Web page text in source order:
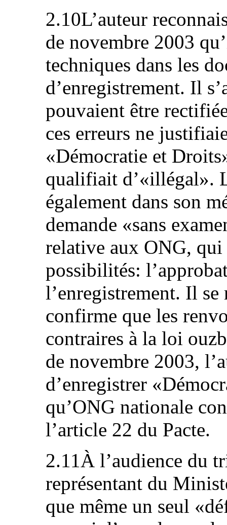
2.10L’auteur
de novembre 2003
techniques dans les
d’enregistrement. Il
pouvaient être
ces erreurs ne
«Démocratie et
qualifiait d’«illégal».
également dans son
demande «sans
relative aux ONG,
possibilités:
l’enregistrement. Il
confirme que les
contraires à la loi
de novembre 2003,
d’enregistrer
qu’ONG nationale
l’article 22 du Pacte.
2.11À l’audience du
représentant du
que même un seul